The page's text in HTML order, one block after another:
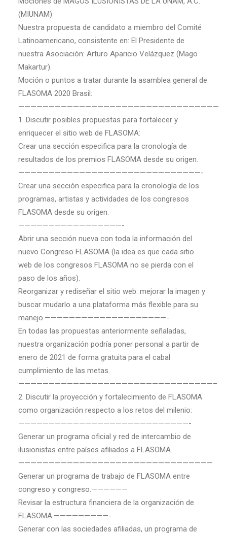
(MIUNAM)
Nuestra propuesta de candidato a miembro del Comité
Latinoamericano, consistente en: El Presidente de
nuestra Asociación: Arturo Aparicio Velázquez (Mago
Makartur).
Moción o puntos a tratar durante la asamblea general de
FLASOMA 2020 Brasil:
—————————————————————————————————
1. Discutir posibles propuestas para fortalecer y
enriquecer el sitio web de FLASOMA:
Crear una sección especifica para la cronología de
resultados de los premios FLASOMA desde su origen.
——————————————————————————————-
Crear una sección especifica para la cronología de los
programas, artistas y actividades de los congresos
FLASOMA desde su origen.
—————————————————-
Abrir una sección nueva con toda la información del
nuevo Congreso FLASOMA (la idea es que cada sitio
web de los congresos FLASOMA no se pierda con el
paso de los años).
Reorganizar y rediseñar el sitio web: mejorar la imagen y
buscar mudarlo a una plataforma más flexible para su
manejo.————————————————————-
En todas las propuestas anteriormente señaladas,
nuestra organización podría poner personal a partir de
enero de 2021 de forma gratuita para el cabal
cumplimiento de las metas.
————————————————————————————————–
2. Discutir la proyección y fortalecimiento de FLASOMA
como organización respecto a los retos del milenio:
————————————————————————————-
Generar un programa oficial y red de intercambio de
ilusionistas entre países afiliados a FLASOMA.
————————————————————————————————
Generar un programa de trabajo de FLASOMA entre
congreso y congreso.——————
Revisar la estructura financiera de la organización de
FLASOMA.—————————-
Generar con las sociedades afiliadas, un programa de